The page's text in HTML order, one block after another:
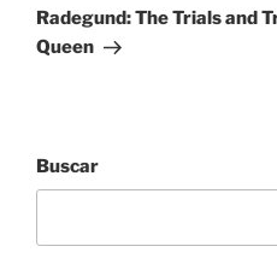
entrada
Radegund: The Trials and
Queen
Buscar